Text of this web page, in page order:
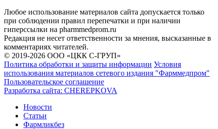
Любое использование материалов сайта допускается только
при соблюдении правил перепечатки и при наличии
гиперссылки на pharmmedprom.ru
Редакция не несет ответственности за мнения, высказанные в
комментариях читателей.
© 2019-2026 ООО «ЦКК С-ГРУП»
Политика обработки и защиты информации Условия
использования материалов сетевого издания "Фарммедпром"
Пользовательское соглашение
Разработка сайта: CHEREPKOVA
Новости
Статьи
Фармликбез